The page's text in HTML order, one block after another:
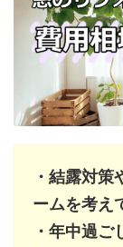
・結露対
ームを考え
・年中過